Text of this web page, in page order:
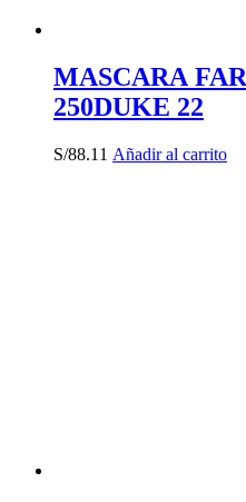
MASCARA
250DUKE 22
S/88.11 Añadir al carrito